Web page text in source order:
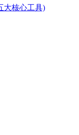
大核心工具)